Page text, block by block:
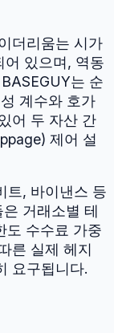
더리움는 시가
어 있으며, 역동
BASEGUY는 순
계수와 호가
어 두 자산 간
제어 설
트, 바이낸스 등
거래소별 테
도 수수료 가중
른 실제 헤지
요구됩니다.